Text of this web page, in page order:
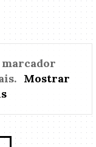
marcador
. Mostrar